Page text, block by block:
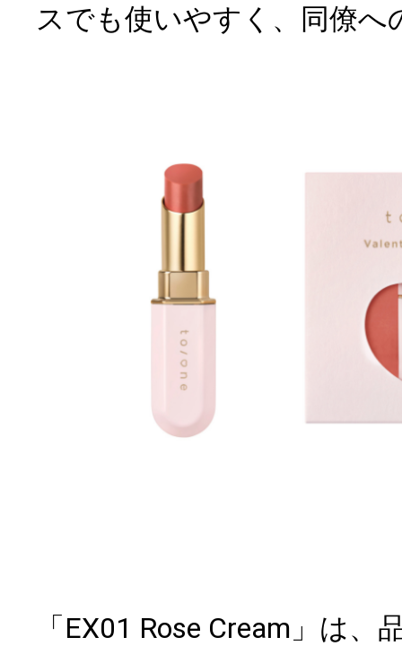
スでも使いやすく、同僚へ
「EX01 Rose Cream」は